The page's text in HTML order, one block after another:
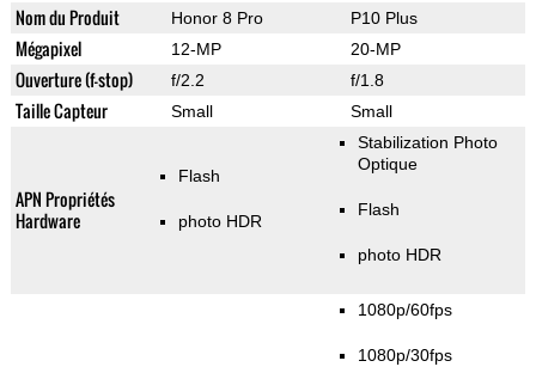
Nom du Produit Honor 8 Pro P10 Plus
Mégapixel 12-MP 20-MP
Ouverture (f-stop) f/2.2 f/1.8
Taille Capteur Small Small
APN Propriétés
Hardware
Flash
photo HDR
Stabilization Photo
Optique
Flash
photo HDR
1080p/60fps
1080p/30fps